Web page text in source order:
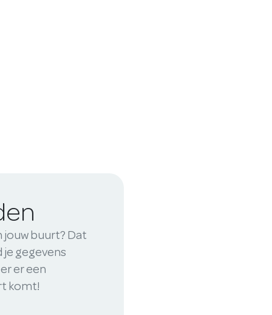
jouw buurt? Dat
je gegevens
er een
komt!